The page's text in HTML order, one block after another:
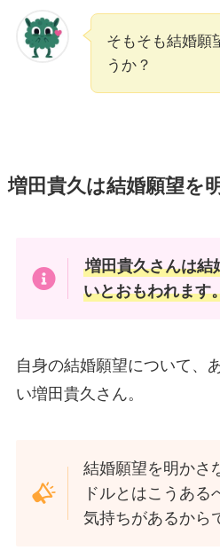
そもそも結婚願
うか？
増田貴久は結婚願望を
増田貴久さんは結
いとおもわれます
自身の結婚願望について、
い増田貴久さん。
結婚願望を明かさ
ドルとはこうある
気持ちがあるから